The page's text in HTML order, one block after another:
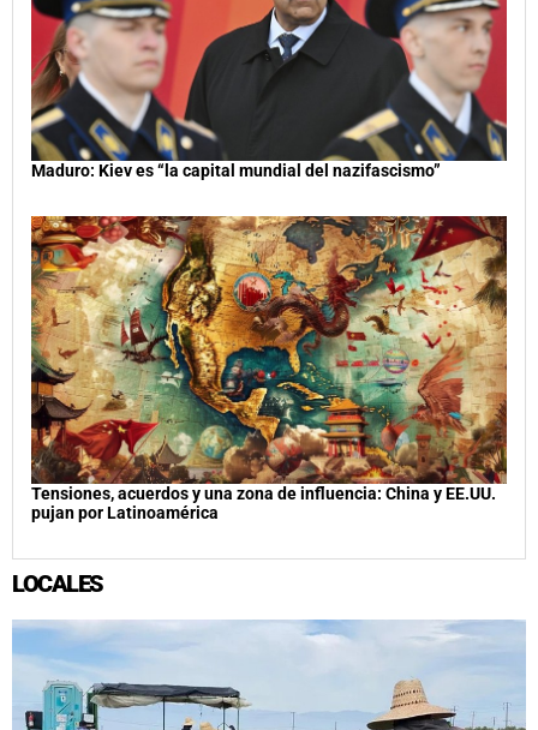
Maduro: Kiev es “la capital mundial del nazifascismo”
Tensiones, acuerdos y una zona de influencia: China y EE.UU.
pujan por Latinoamérica
LOCALES